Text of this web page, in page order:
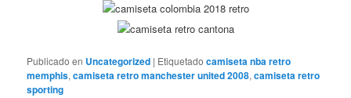
Publicado en Uncategorized | Etiquetado camiseta nba retro
memphis,camiseta retro manchester united 2008,camiseta retro
sporting